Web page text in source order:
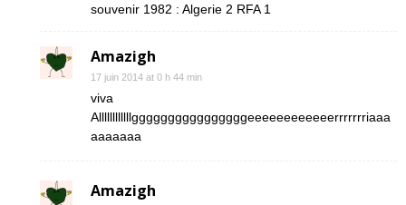
souvenir 1982 : Algerie 2 RFA 1
Amazigh
17 juin 2014 at 0 h 44 min
viva
Allllllllllllggggggggggggggggeeeeeeeeeeeerrrrrrriaaa
aaaaaaa
Amazigh